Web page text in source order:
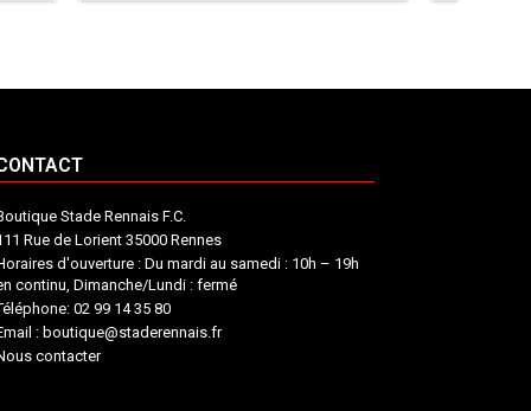
Stade Rennais F.C.
Rue de Lorient 35000 Rennes
d'ouverture : Du mardi au samedi : 10h – 19h
continu, Dimanche/Lundi : fermé
02 99 14 35 80
: boutique@staderennais.fr
contacter